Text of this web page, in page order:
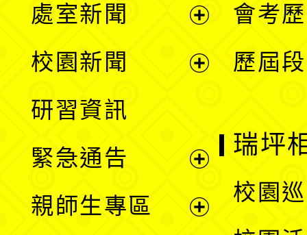
處室新聞
單
校園新聞
選
單
研習資訊
緊急通告
親師生專區
會考
歷屆
瑞坪
校園